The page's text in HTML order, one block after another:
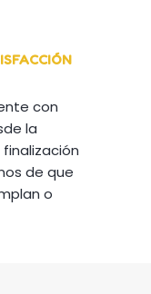
con
la
de que
o